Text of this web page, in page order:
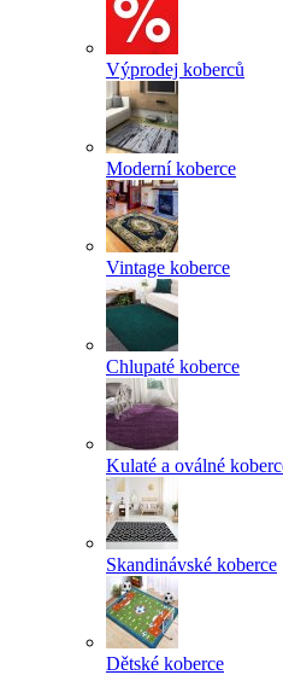
Výprodej koberců
Moderní koberce
Vintage koberce
Chlupaté koberce
Kulaté a oválné
Skandinávské koberce
Dětské koberce